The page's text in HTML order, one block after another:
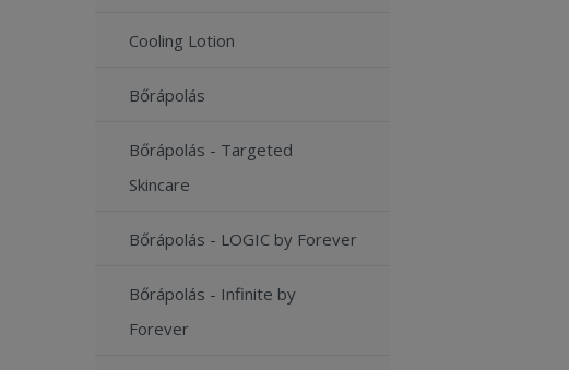
Cooling Lotion
Bőrápolás
Bőrápolás - Targeted
Skincare
Bőrápolás - LOGIC by Forever
Bőrápolás - Infinite by
Forever